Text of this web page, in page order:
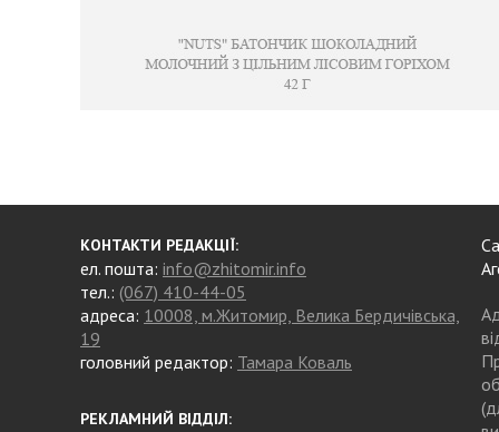
КОНТАКТИ РЕДАКЦІЇ:
ел. пошта: info@zhitomir.info
тел.: (067) 410-44-05
адреса: 10008, м.Житомир, Велика Бердичівська,
19
головний редактор: Тамара Коваль
РЕКЛАМНИЙ ВІДДІЛ: